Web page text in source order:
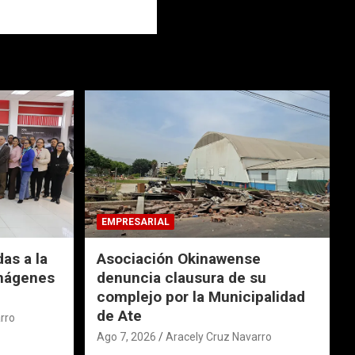
a la
EMPRESARIAL
Asociación Okinawense
denuncia clausura de su
complejo por la Municipalidad
de Ate
Ago 7, 2026 Aracely Cruz Navarro